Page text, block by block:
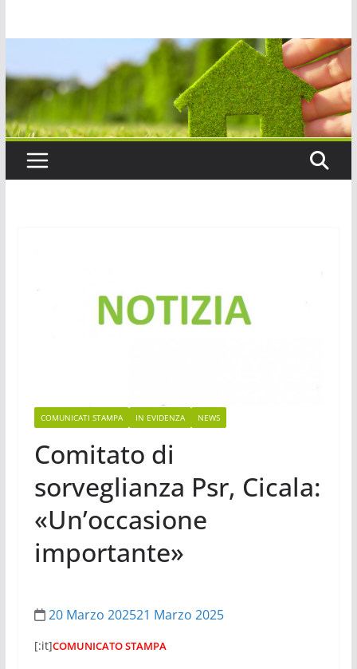
COMUNICATI STAMPA IN EVIDENZA NEWS
Comitato di
sorveglianza Psr, Cicala:
«Un’occasione
importante»
20 Marzo 202521 Marzo 2025
[:it]COMUNICATO STAMPA